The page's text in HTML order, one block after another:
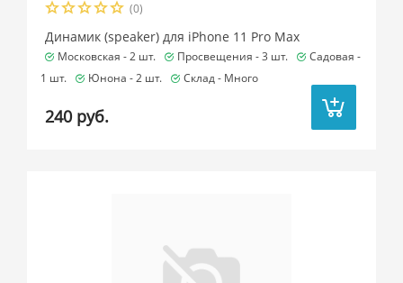
(0)
Динамик (speaker) для iPhone 11 Pro Max
Московская -2 шт. Просвещения -3 шт.
Садовая -
1 шт.
Юнона -2 шт. Склад - Много
240 руб.